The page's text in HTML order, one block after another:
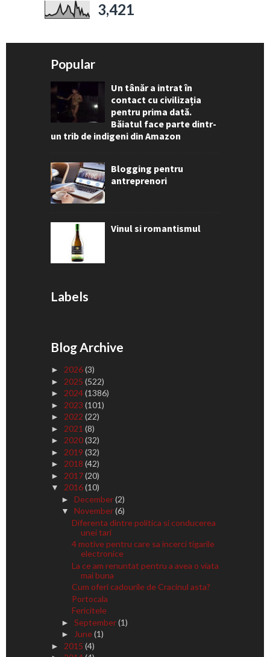
3,421
Popular
Un tânăr a intrat în
contact cu civilizația
pentru prima dată.
Băiatul face parte dintr-
un trib de indigeni din Amazon
Blogging pentru
antreprenori
Vinul si romantismul
Labels
Blog Archive
► 2026(3)
► 2025 (522)
► 2024(1386)
► 2023 (101)
► 2022 (22)
► 2021 (8)
► 2020(32)
► 2019 (32)
► 2018 (42)
► 2017(20)
▼ 2016(10)
► December(2)
▼ November(6)
Diferenta dintre politica si conducerea
unei tari
4 motive pentru care sa incerci tigarile
electronice
La ce am renuntat pentru a avea o viata
mai buna
Cum oferi cadourile de Cracinul asta?
Portocala
Fericitele
► September(1)
► June(1)
► 2015 (4)